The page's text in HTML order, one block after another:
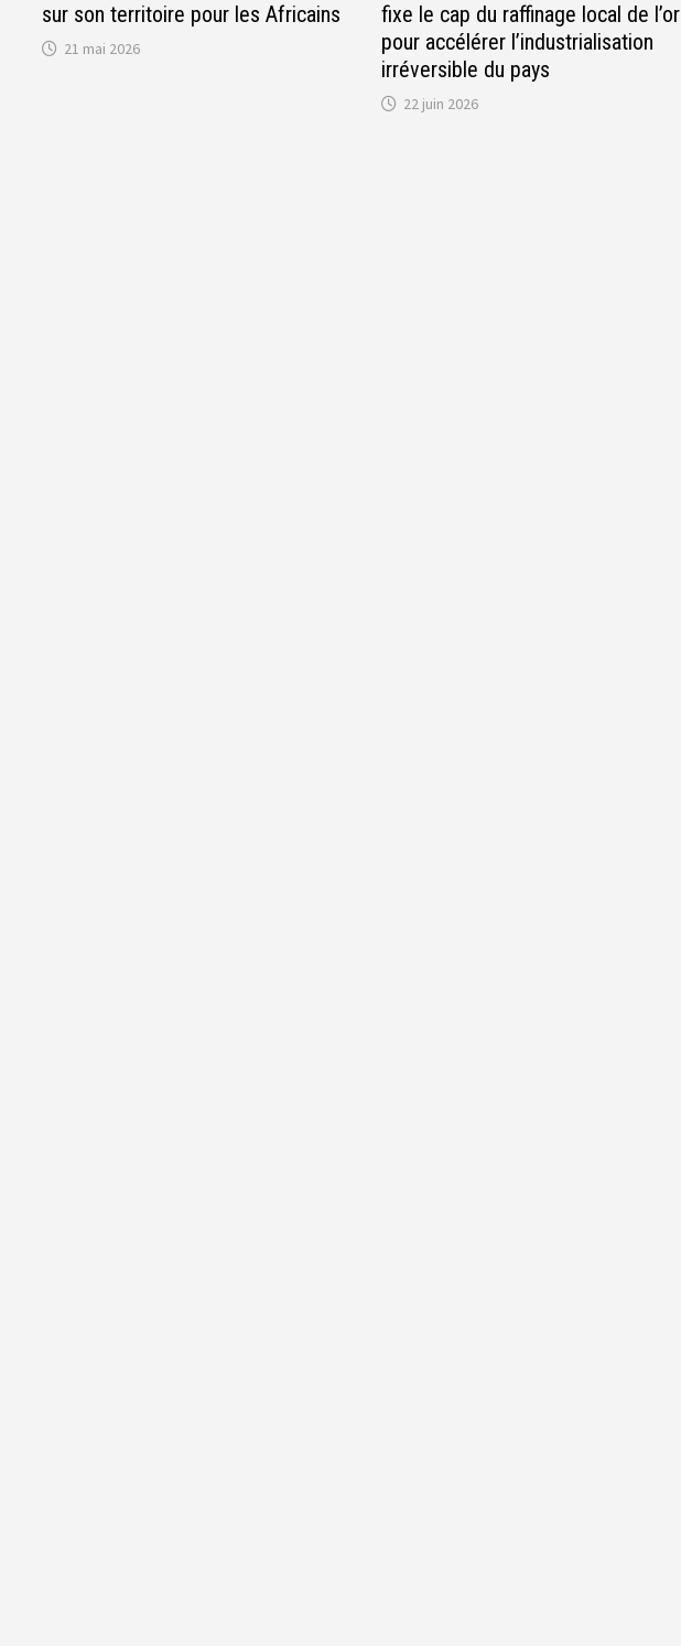
sur son territoire pour les Africains
21 mai 2026
fixe le cap du raffinage local de l’or
pour accélérer l’industrialisation
irréversible du pays
22 juin 2026